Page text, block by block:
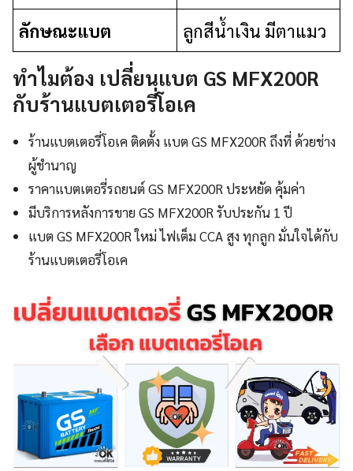
ลักษณะแบต
ลูกสีน้ำเงิน มีตาแมว
ทำไมต้อง เปลี่ยนแบต GS MFX200R
กับร้านแบตเตอรี่โอเค
ร้านแบตเตอรี่โอเค ติดตั้ง แบต GS MFX200R ถึงที่ ด้วยช่าง
ผู้ชำนาญ
ราคาแบตเตอรี่รถยนต์ GS MFX200R ประหยัด คุ้มค่า
มีบริการหลังการขาย GS MFX200R รับประกัน 1 ปี
แบต GS MFX200R ใหม่ ไฟเต็ม CCA สูง ทุกลูก มั่นใจได้กับ
ร้านแบตเตอรี่โอเค